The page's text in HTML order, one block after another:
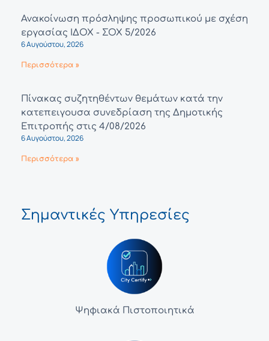
Ανακοίνωση πρόσληψης προσωπικού με σχέση
εργασίας ΙΔΟΧ - ΣΟΧ 5/2026
6 Αυγούστου, 2026
Περισσότερα »
Πίνακας συζητηθέντων θεμάτων κατά την
κατεπειγουσα συνεδρίαση της Δημοτικής
Επιτροπής στις 4/08/2026
6 Αυγούστου, 2026
Περισσότερα »
Σημαντικές Υπηρεσίες
Ψηφιακά Πιστοποιητικά